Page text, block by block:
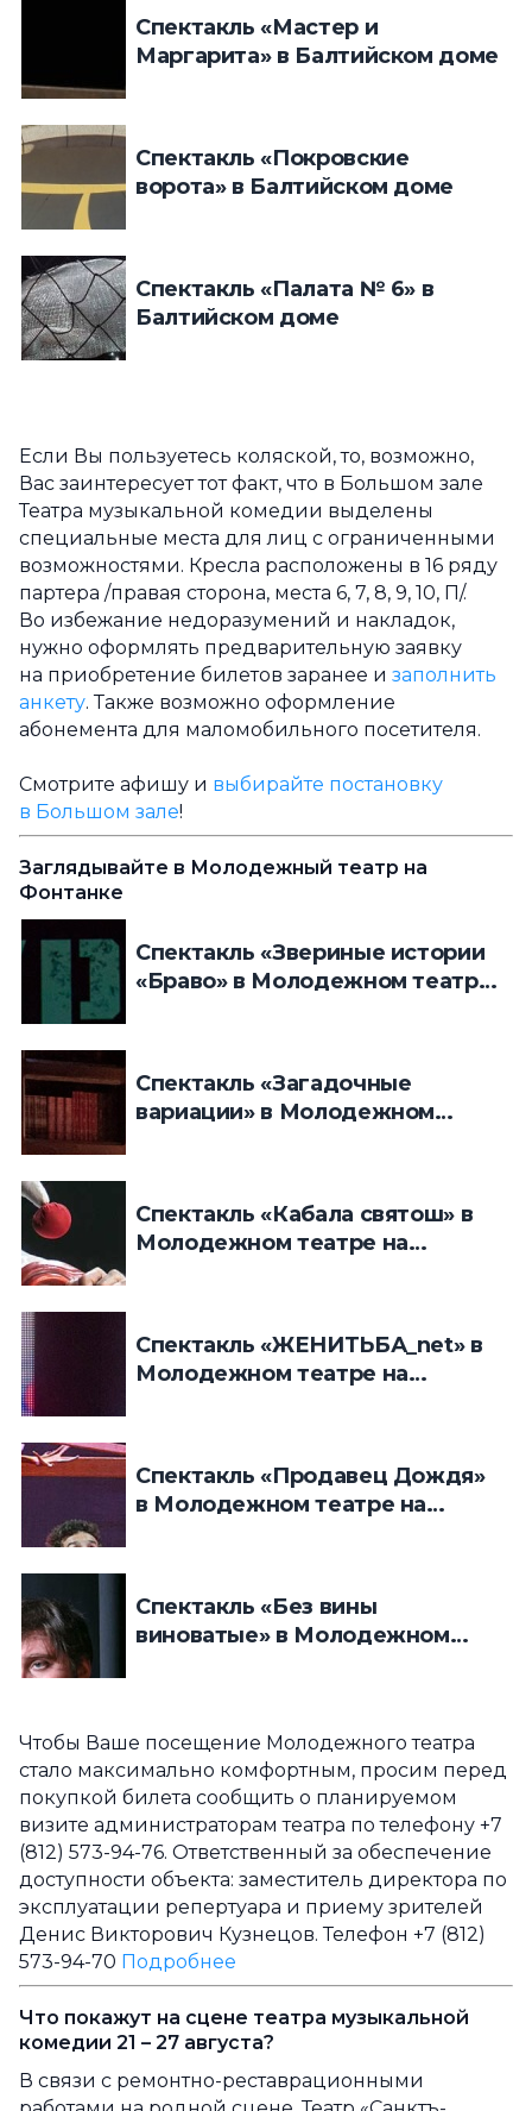
Спектакль «Мастер и
Маргарита» в Балтийском доме
Спектакль «Покровские
ворота» в Балтийском доме
Спектакль «Палата № 6» в
Балтийском доме
Если Вы пользуетесь коляской, то, возможно,
Вас заинтересует тот факт, что в Большом зале
Театра музыкальной комедии выделены
специальные места для лиц с ограниченными
возможностями. Кресла расположены в 16 ряду
партера /правая сторона, места 6, 7, 8, 9, 10, П/.
Во избежание недоразумений и накладок,
нужно оформлять предварительную заявку
на приобретение билетов заранее и заполнить
анкету. Также возможно оформление
абонемента для маломобильного посетителя.
Смотрите афишу и выбирайте постановку
в Большом зале!
Заглядывайте в Молодежный театр на
Фонтанке
Спектакль «Звериные истории
«Браво» в Молодежном театре
Спектакль «Загадочные
вариации» в Молодежном
Спектакль «Кабала святош» в
Молодежном театре на
Спектакль «ЖЕНИТЬБА_net» в
Молодежном театре на
Спектакль «Продавец Дождя»
в Молодежном театре на
Спектакль «Без вины
виноватые» в Молодежном
Чтобы Ваше посещение Молодежного театра
стало максимально комфортным, просим перед
покупкой билета сообщить о планируемом
визите администраторам театра по телефону +7
(812) 573-94-76. Ответственный за обеспечение
доступности объекта: заместитель директора по
эксплуатации репертуара и приему зрителей
Денис Викторович Кузнецов. Телефон +7 (812)
573-94-70 Подробнее
Что покажут на сцене театра музыкальной
комедии 21 – 27 августа?
В связи с ремонтно-реставрационными